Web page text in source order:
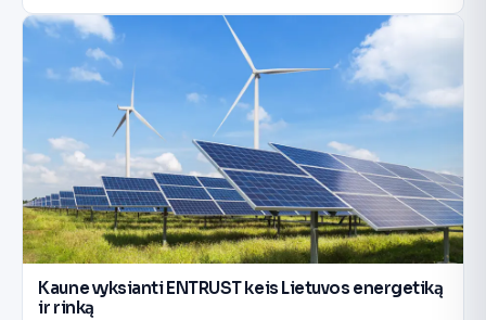
Kaune vyksianti ENTRUST keis Lietuvos energetiką
ir rinką